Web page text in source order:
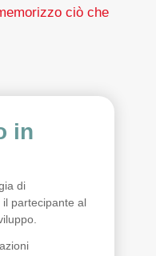
ciò che
in
di
partecipante al